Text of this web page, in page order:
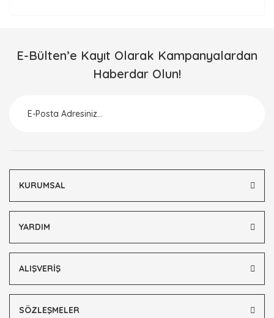
E-Bülten’e Kayıt Olarak Kampanyalardan
Haberdar Olun!
KURUMSAL
YARDIM
ALIŞVERİŞ
SÖZLEŞMELER